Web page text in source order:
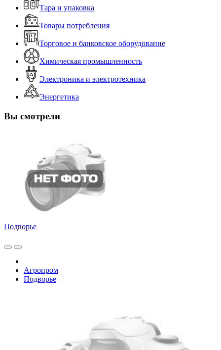
Тара и упаковка
Товары потребления
Торговое и банковское оборудование
Химическая промышленность
Электроника и электротехника
Энергетика
Вы смотрели
Подворье
Агропром
Подворье